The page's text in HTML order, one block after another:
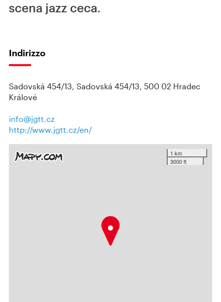
scena jazz ceca.
Indirizzo
Sadovská 454/13, Sadovská 454/13, 500 02 Hradec
Králové
info@jgtt.cz
http://www.jgtt.cz/en/
1 km
3000 ft